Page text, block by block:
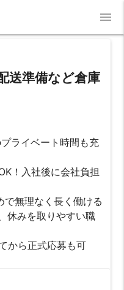
menu
送準備など倉庫
ライベート時間も充
！入社後に会社負担
で無理なく長く働ける
休みを取りやすい職
から正式応募も可